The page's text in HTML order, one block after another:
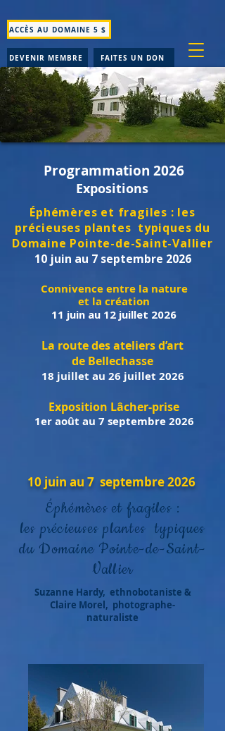
ACCÈS AU DOMAINE 5 $
DEVENIR MEMBRE FAITES UN DON
Programmation 2026
Expositions
Éphémères et fragiles : les
précieuses plantes typiques du
Domaine Pointe-de-Saint-Vallier
10 juin au 7 septembre 2026
Connivence entre la nature
et la création
11 juin au 12 juillet 2026
La route des ateliers d’art
de Bellechasse
18 juillet au 26 juillet 2026
Exposition Lâcher-prise
1er août au 7 septembre 2026
10 juin au 7 septembre 2026
Éphémères et fragiles :
les précieuses plantes typiques
du Domaine Pointe-de-Saint-
Vallier
Suzanne Hardy, ethnobotaniste &
Claire Morel, photographe-
naturaliste